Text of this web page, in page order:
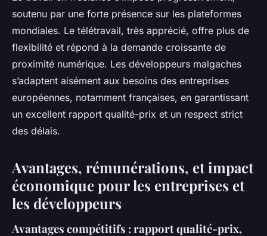
soutenu par une forte présence sur les plateformes
mondiales. Le télétravail, très apprécié, offre plus de
flexibilité et répond à la demande croissante de
proximité numérique. Les développeurs malgaches
s’adaptent aisément aux besoins des entreprises
européennes, notamment françaises, en garantissant
un excellent rapport qualité-prix et un respect strict
des délais.
Avantages, rémunérations, et impact
économique pour les entreprises et
les développeurs
Avantages compétitifs : rapport qualité-prix,